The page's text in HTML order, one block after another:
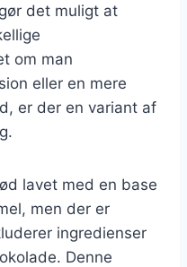
det muligt at
om man
eller en mere
er der en variant af
lavet med en base
men der er
ingredienser
Denne